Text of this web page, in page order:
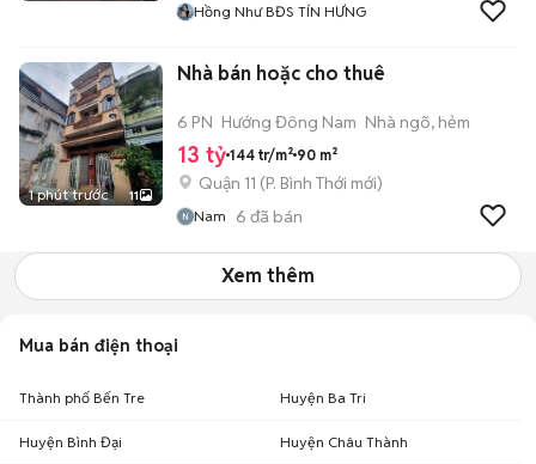
Hồng Như BĐS TÍN HƯNG
1 phút trước 11
Nhà bán hoặc cho thuê
6 PN Hướng Đông Nam Nhà ngõ, hẻm
13 tỷ 144 tr/m² 90 m²
Quận 11 (P. Bình Thới mới)
Nam 6 đã bán
Xem thêm
Mua bán điện thoại
Thành phố Bến Tre Huyện Ba Tri
Huyện Bình Đại Huyện Châu Thành